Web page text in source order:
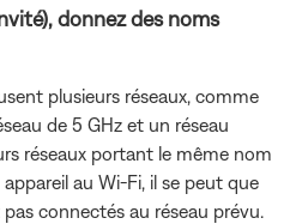
donnez des noms
plusieurs réseaux, comme
de 5 GHz et un réseau
réseaux portant le même nom
au Wi-Fi, il se peut que
connectés au réseau prévu.